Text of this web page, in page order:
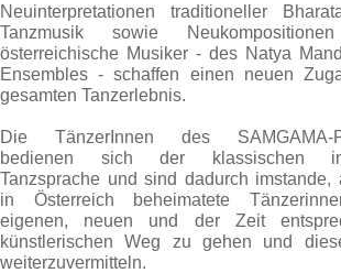
Neuinterpretationen traditioneller
Tanzmusik sowie
österreichische Musiker - des Natya
Ensembles - schaffen einen neuen
gesamten Tanzerlebnis.
Die TänzerInnen des SAMGAMA-
bedienen sich der klassischen
Tanzsprache und sind dadurch imstande,
in Österreich beheimatete
eigenen, neuen und der Zeit
künstlerischen Weg zu gehen und
weiterzuvermitteln.